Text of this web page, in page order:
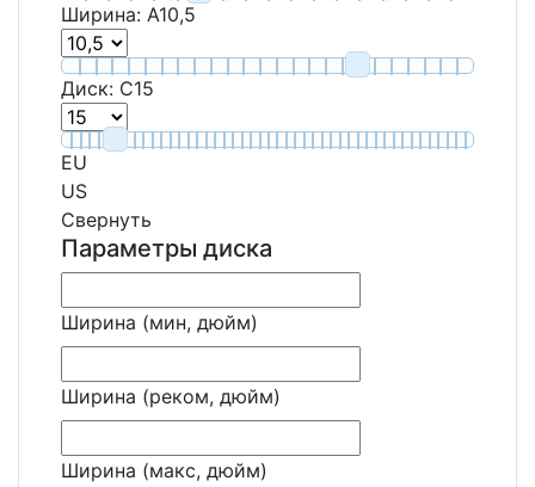
Ширина: A10,5
Диск: C15
EU
US
Свернуть
Параметры диска
Ширина (мин, дюйм)
Ширина (реком, дюйм)
Ширина (макс, дюйм)